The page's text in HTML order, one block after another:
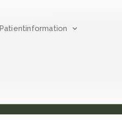
Patientinformation